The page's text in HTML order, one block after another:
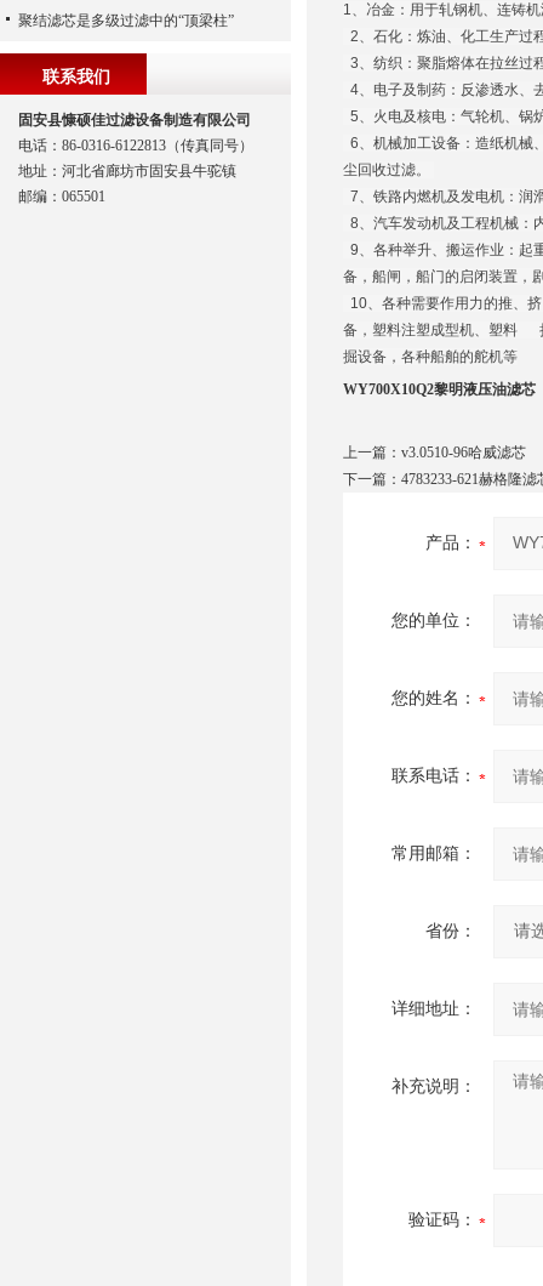
1、冶金：用于轧钢机、连铸
2、石化：炼油、化工生产
3、纺织：聚脂熔体在拉丝
4、电子及制药：反渗透水
5、火电及核电：气轮机、
6、机械加工设备：造纸机械
尘回收过滤。
7、铁路内燃机及发电机：润
8、汽车发动机及工程机械
9、各种举升、搬运作业：
备，船闸，船门的启闭装置
10、各种需要作用力的推、
备，塑料注塑成型机、塑料
掘设备，各种船舶的舵机等
WY700X10Q2黎明液压油滤芯
上一篇： v3.0510-96哈威滤芯
下一篇： 4783233-621赫格隆滤
产品：
您的单位：
您的姓名：
联系电话：
常用邮箱：
省份：
详细地址：
补充说明：
验证码：
聚结滤芯是多级过滤中的“顶梁柱”
联系我们
固安县慷硕佳过滤设备制造有限公司
电话：86-0316-6122813（传真同号）
地址：河北省廊坊市固安县牛驼镇
邮编：065501